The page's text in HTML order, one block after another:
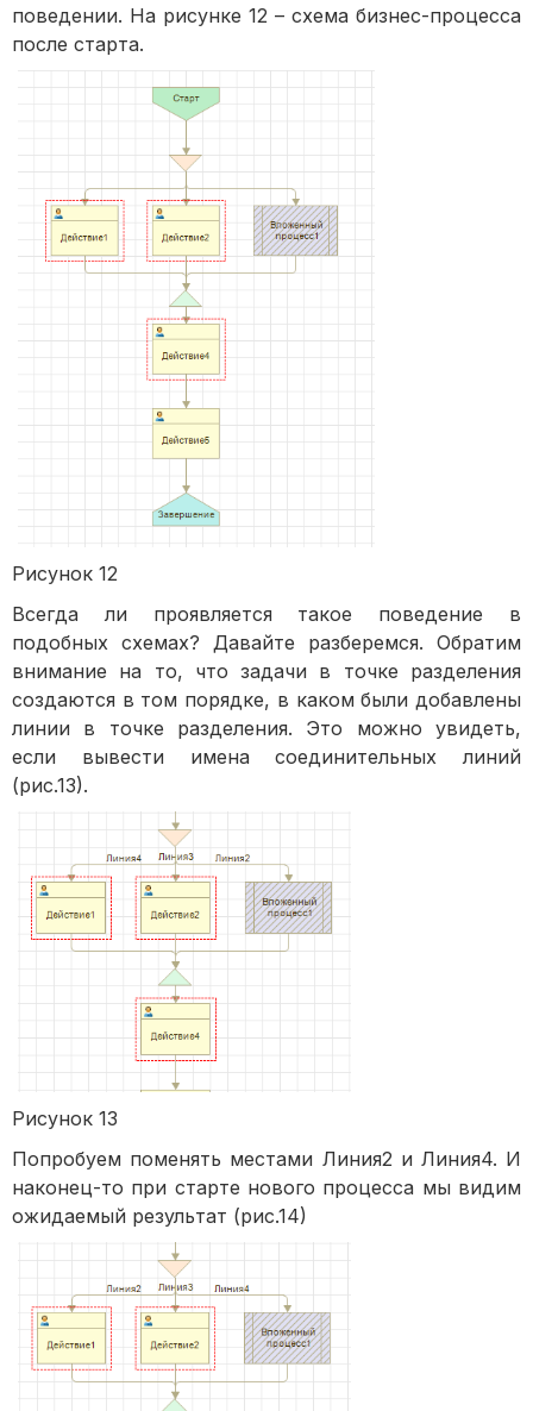
поведении. На рисунке 12 – схема бизнес-процесса
после старта.
Рисунок 12
Всегда ли проявляется такое поведение в
подобных схемах? Давайте разберемся. Обратим
внимание на то, что задачи в точке разделения
создаются в том порядке, в каком были добавлены
линии в точке разделения. Это можно увидеть,
если вывести имена соединительных линий
(рис.13).
Рисунок 13
Попробуем поменять местами Линия2 и Линия4. И
наконец-то при старте нового процесса мы видим
ожидаемый результат (рис.14)